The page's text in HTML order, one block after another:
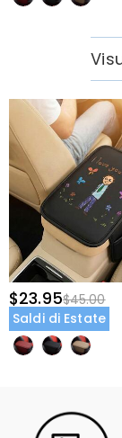
$23.95$45.00
Saldi di Estate